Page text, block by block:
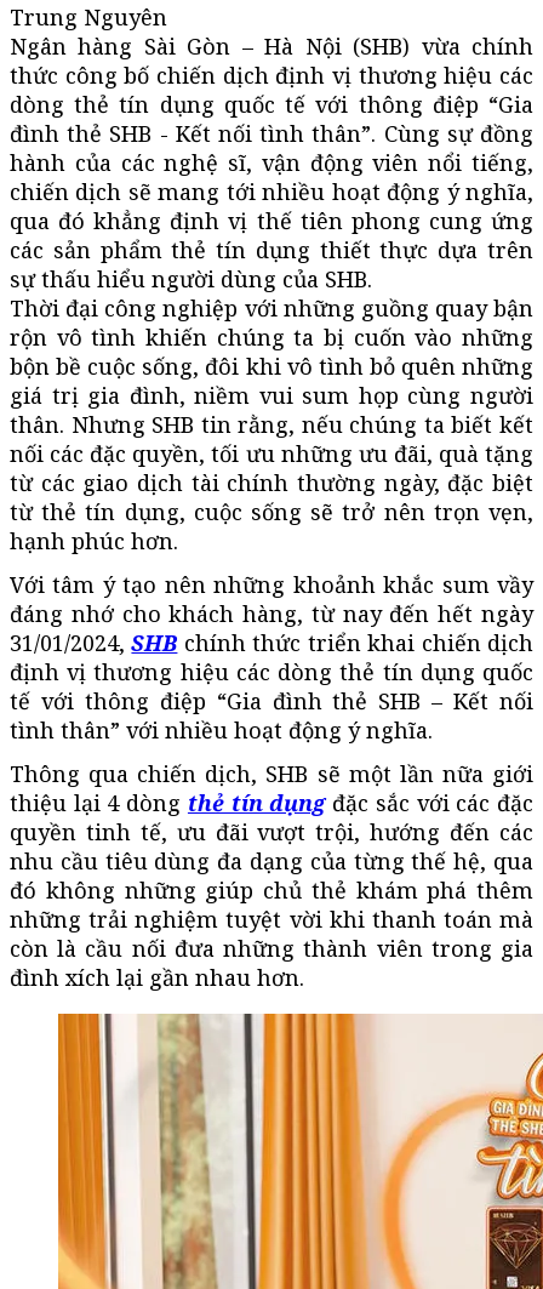
Trung Nguyên
Ngân hàng Sài Gòn – Hà Nội (SHB) vừa chính
thức công bố chiến dịch định vị thương hiệu các
dòng thẻ tín dụng quốc tế với thông điệp “Gia
đình thẻ SHB - Kết nối tình thân”. Cùng sự đồng
hành của các nghệ sĩ, vận động viên nổi tiếng,
chiến dịch sẽ mang tới nhiều hoạt động ý nghĩa,
qua đó khẳng định vị thế tiên phong cung ứng
các sản phẩm thẻ tín dụng thiết thực dựa trên
sự thấu hiểu người dùng của SHB.
Thời đại công nghiệp với những guồng quay bận
rộn vô tình khiến chúng ta bị cuốn vào những
bộn bề cuộc sống, đôi khi vô tình bỏ quên những
giá trị gia đình, niềm vui sum họp cùng người
thân. Nhưng SHB tin rằng, nếu chúng ta biết kết
nối các đặc quyền, tối ưu những ưu đãi, quà tặng
từ các giao dịch tài chính thường ngày, đặc biệt
từ thẻ tín dụng, cuộc sống sẽ trở nên trọn vẹn,
hạnh phúc hơn.
Với tâm ý tạo nên những khoảnh khắc sum vầy
đáng nhớ cho khách hàng, từ nay đến hết ngày
31/01/2024,SHB chính thức triển khai chiến dịch
định vị thương hiệu các dòng thẻ tín dụng quốc
tế với thông điệp “Gia đình thẻ SHB – Kết nối
tình thân” với nhiều hoạt động ý nghĩa.
Thông qua chiến dịch, SHB sẽ một lần nữa giới
thiệu lại 4 dòng thẻ tín dụngđặc sắc với các đặc
quyền tinh tế, ưu đãi vượt trội, hướng đến các
nhu cầu tiêu dùng đa dạng của từng thế hệ, qua
đó không những giúp chủ thẻ khám phá thêm
những trải nghiệm tuyệt vời khi thanh toán mà
còn là cầu nối đưa những thành viên trong gia
đình xích lại gần nhau hơn.